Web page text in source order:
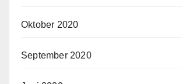
Oktober 2020
September 2020